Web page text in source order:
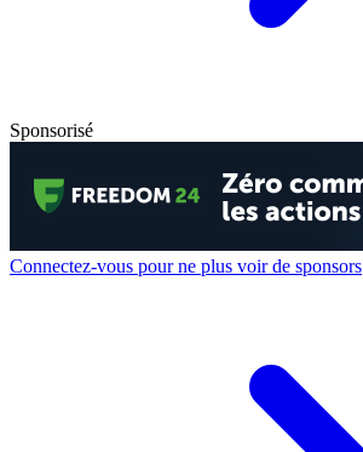
Sponsorisé
Connectez-vous pour ne plus voir de sponsors